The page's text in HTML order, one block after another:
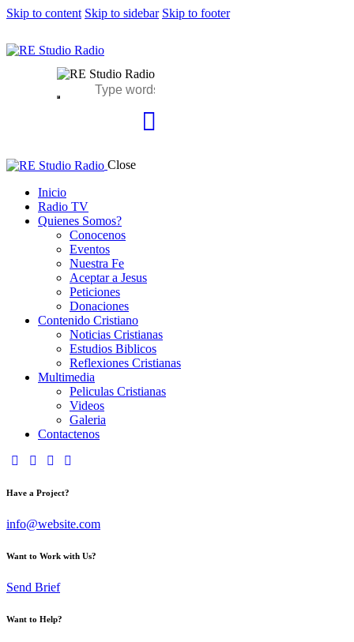
Skip to content Skip to sidebar Skip to footer
Close
Inicio
Radio TV
Quienes Somos?
Conocenos
Eventos
Nuestra Fe
Aceptar a Jesus
Peticiones
Donaciones
Contenido Cristiano
Noticias Cristianas
Estudios Biblicos
Reflexiones Cristianas
Multimedia
Peliculas Cristianas
Videos
Galeria
Contactenos
Have a Project?
info@website.com
Want to Work with Us?
Send Brief
Want to Help?